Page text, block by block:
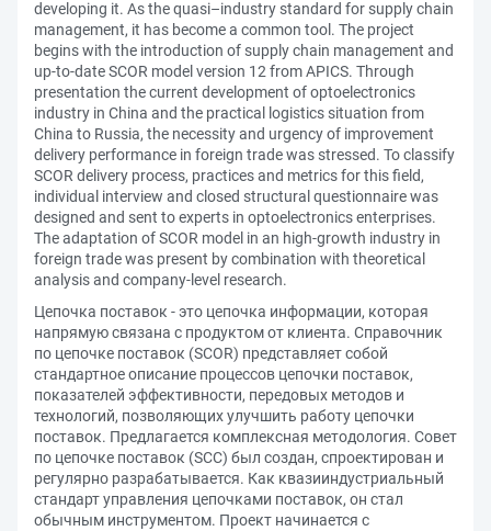
developing it. As the quasi–industry standard for supply chain
management, it has become a common tool. The project
begins with the introduction of supply chain management and
up-to-date SCOR model version 12 from APICS. Through
presentation the current development of optoelectronics
industry in China and the practical logistics situation from
China to Russia, the necessity and urgency of improvement
delivery performance in foreign trade was stressed. To classify
SCOR delivery process, practices and metrics for this field,
individual interview and closed structural questionnaire was
designed and sent to experts in optoelectronics enterprises.
The adaptation of SCOR model in an high-growth industry in
foreign trade was present by combination with theoretical
analysis and company-level research.
Цепочка поставок - это цепочка информации, которая
напрямую связана с продуктом от клиента. Справочник
по цепочке поставок (SCOR) представляет собой
стандартное описание процессов цепочки поставок,
показателей эффективности, передовых методов и
технологий, позволяющих улучшить работу цепочки
поставок. Предлагается комплексная методология. Совет
по цепочке поставок (SCC) был создан, спроектирован и
регулярно разрабатывается. Как квазииндустриальный
стандарт управления цепочками поставок, он стал
обычным инструментом. Проект начинается с